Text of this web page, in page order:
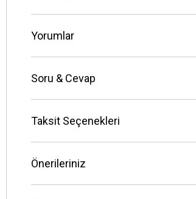
Yorumlar
Soru & Cevap
Taksit Seçenekleri
Önerileriniz